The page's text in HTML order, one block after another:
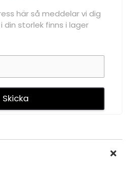
här så meddelar vi dig
din storlek finns i lager